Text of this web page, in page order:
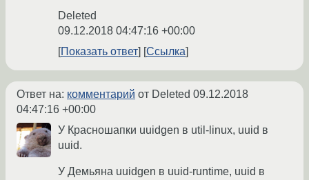
Deleted
09.12.2018 04:47:16 +00:00
Показать ответ
Ссылка
Ответ на: комментарий от Deleted 09.12.2018
04:47:16 +00:00
У Красношапки uuidgen в util-linux, uuid в
uuid.
У Демьяна uuidgen в uuid-runtime, uuid в